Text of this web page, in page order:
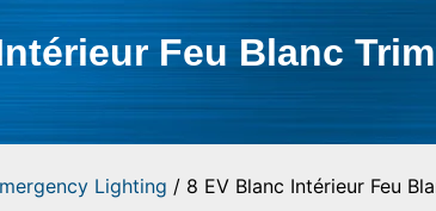
Feu Blanc Trim
Lighting / 8 EV Blanc Intérieur Feu